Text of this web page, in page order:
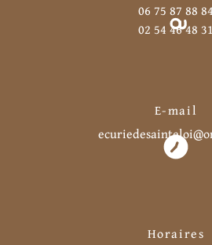
06 75 87 88 84
02 54 46 48 31
E-mail
Horaires